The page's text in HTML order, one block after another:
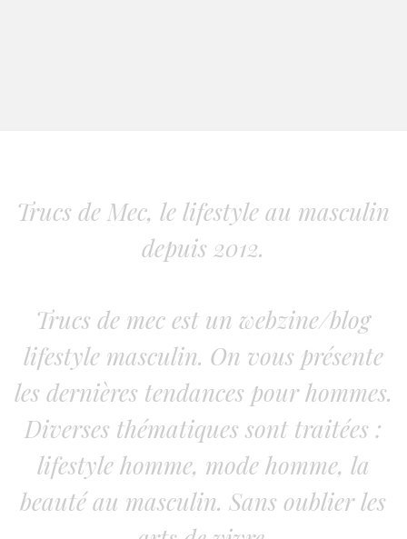
Trucs de Mec, le lifestyle au masculin
depuis 2012.
Trucs de mec est un webzine/blog
lifestyle masculin. On vous présente
les dernières tendances pour hommes.
Diverses thématiques sont traitées :
lifestyle homme, mode homme, la
beauté au masculin. Sans oublier les